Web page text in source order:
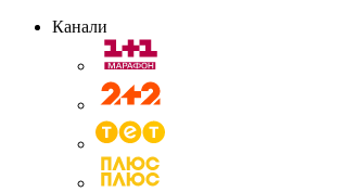
Канали